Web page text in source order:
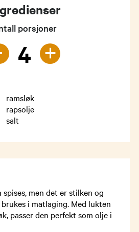
porsjoner
4 +
ramsløk
rapsolje
salt
spises, men det er stilken og
i matlaging. Med lukten
passer den perfekt som olje i